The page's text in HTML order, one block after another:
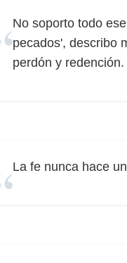
No soporto todo
pecados', describo
perdón y redención.
La fe nunca hace